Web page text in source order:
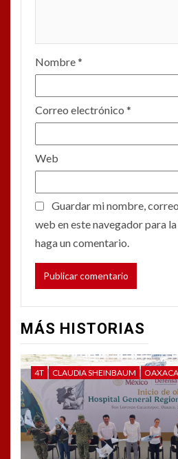
Nombre*
Correo electrónico *
Web
Guardar mi nombre,
web en este navegador para
haga un comentario.
MÁS HISTORIAS
4T CLAUDIA SHEINBAUM OAXACA